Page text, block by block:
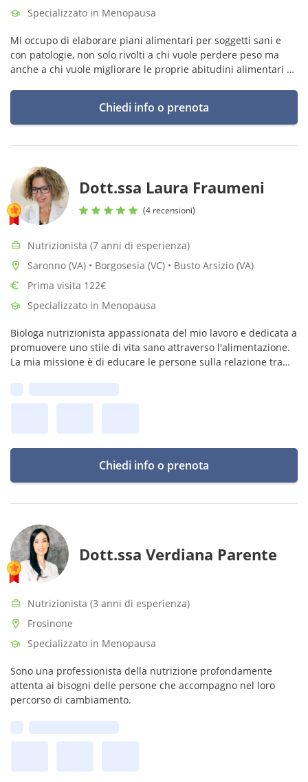
Specializzato in Menopausa
Mi occupo di elaborare piani alimentari per soggetti sani e
con patologie, non solo rivolti a chi vuole perdere peso ma
anche a chi vuole migliorare le proprie abitudini alimentari e
Chiedi info o prenota
Dott.ssa Laura Fraumeni
(4 recensioni)
Nutrizionista (7 anni di esperienza)
Saronno (VA) • Borgosesia (VC) • Busto Arsizio (VA)
Prima visita 122€
Specializzato in Menopausa
Biologa nutrizionista appassionata del mio lavoro e dedicata a
promuovere uno stile di vita sano attraverso l'alimentazione.
La mia missione è di educare le persone sulla relazione tra
Chiedi info o prenota
Dott.ssa Verdiana Parente
Nutrizionista (3 anni di esperienza)
Frosinone
Specializzato in Menopausa
Sono una professionista della nutrizione profondamente
attenta ai bisogni delle persone che accompagno nel loro
percorso di cambiamento.